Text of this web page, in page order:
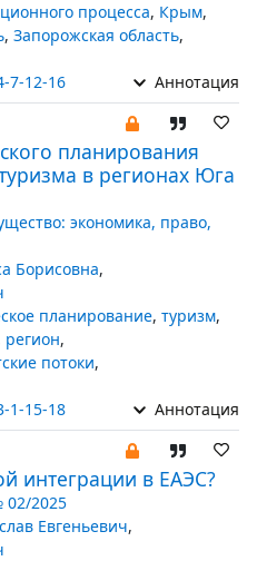
процесса, Крым,
, Запорожская область,
7-12-16 Аннотация
планирования
в регионах Юга
экономика, право,
Борисовна,
планирование, туризм,
регион,
потоки,
1-15-18 Аннотация
интеграции в ЕАЭС?
02/2025
Евгеньевич,